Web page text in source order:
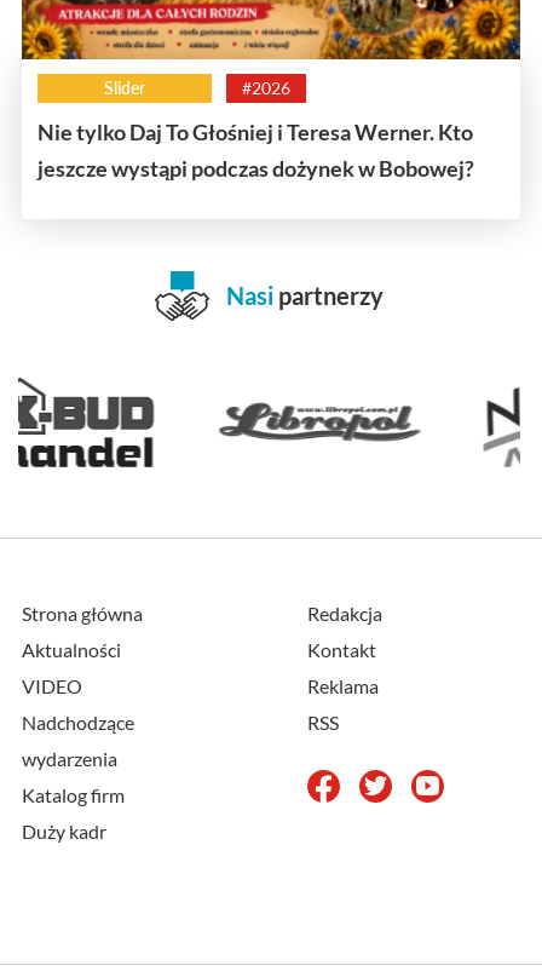
Slider #2026
Nie tylko Daj To Głośniej i Teresa Werner. Kto
jeszcze wystąpi podczas dożynek w Bobowej?
Nasi partnerzy
Strona główna
Aktualności
VIDEO
Nadchodzące
wydarzenia
Katalog firm
Duży kadr
Redakcja
Kontakt
Reklama
RSS